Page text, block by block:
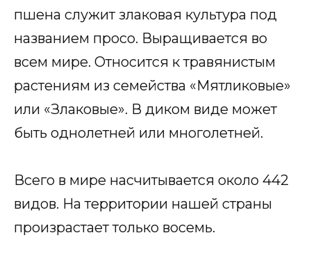
пшена служит злаковая культура под
названием просо. Выращивается во
всем мире. Относится к травянистым
растениям из семейства «Мятликовые»
или «Злаковые». В диком виде может
быть однолетней или многолетней.
Всего в мире насчитывается около 442
видов. На территории нашей страны
произрастает только восемь.